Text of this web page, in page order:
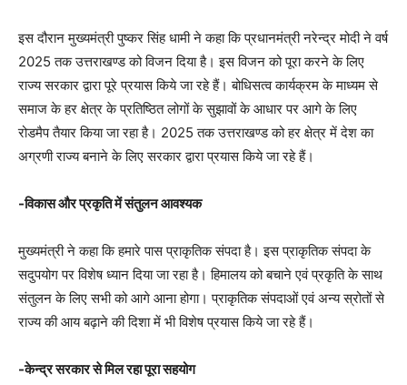
इस दौरान मुख्यमंत्री पुष्कर सिंह धामी ने कहा कि प्रधानमंत्री नरेन्द्र मोदी ने वर्ष
2025 तक उत्तराखण्ड को विजन दिया है। इस विजन को पूरा करने के लिए
राज्य सरकार द्वारा पूरे प्रयास किये जा रहे हैं। बोधिसत्व कार्यक्रम के माध्यम से
समाज के हर क्षेत्र के प्रतिष्ठित लोगों के सुझावों के आधार पर आगे के लिए
रोडमैप तैयार किया जा रहा है। 2025 तक उत्तराखण्ड को हर क्षेत्र में देश का
अग्रणी राज्य बनाने के लिए सरकार द्वारा प्रयास किये जा रहे हैं।
-विकास और प्रकृति में संतुलन आवश्यक
मुख्यमंत्री ने कहा कि हमारे पास प्राकृतिक संपदा है। इस प्राकृतिक संपदा के
सदुपयोग पर विशेष ध्यान दिया जा रहा है। हिमालय को बचाने एवं प्रकृति के साथ
संतुलन के लिए सभी को आगे आना होगा। प्राकृतिक संपदाओं एवं अन्य स्रोतों से
राज्य की आय बढ़ाने की दिशा में भी विशेष प्रयास किये जा रहे हैं।
-केन्द्र सरकार से मिल रहा पूरा सहयोग